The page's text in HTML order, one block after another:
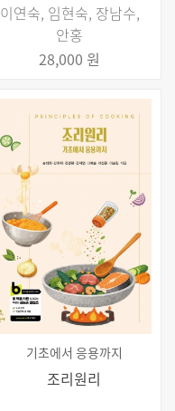
이연숙, 임현숙, 장남수,
안홍
28,000 원
기초에서 응용까지
조리원리